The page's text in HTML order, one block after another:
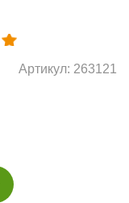
Артикул: 263121